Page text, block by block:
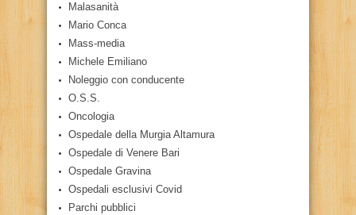
Malasanità
Mario Conca
Mass-media
Michele Emiliano
Noleggio con conducente
O.S.S.
Oncologia
Ospedale della Murgia Altamura
Ospedale di Venere Bari
Ospedale Gravina
Ospedali esclusivi Covid
Parchi pubblici